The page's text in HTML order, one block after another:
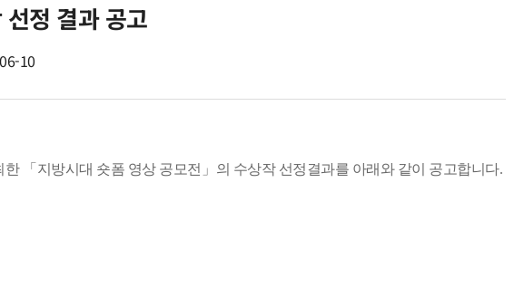
정 결과 공고
10
한 「 지방시대 숏폼 영상 공모전 」 의 수상작 선정결과를 아래와 같이 공고합니다.